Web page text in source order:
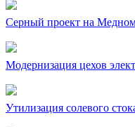
Серный проект на Медном
Модернизация цехов
Утилизация солевого